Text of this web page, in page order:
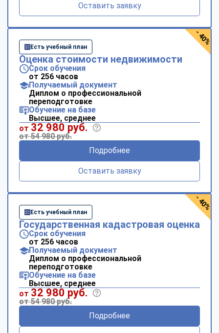
Оставить заявку
Есть учебный план
Оценка стоимости недвижимости
Срок обучения
от 256 часов
Получаемый документ
Диплом о профессиональной
переподготовке
Обучение на базе
Высшее, среднее
от 32 980 руб.
от 54 980 руб.
Подробнее
Оставить заявку
- 40%
Есть учебный план
Государственная кадастровая оценка
Срок обучения
от 256 часов
Получаемый документ
Диплом о профессиональной
переподготовке
Обучение на базе
Высшее, среднее
от 32 980 руб.
от 54 980 руб.
Подробнее
- 40%